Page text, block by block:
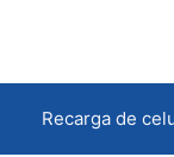
Recarga de